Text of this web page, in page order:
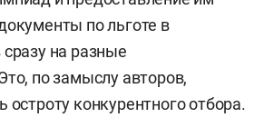
по льготе в
на разные
по замыслу авторов,
остроту конкурентного отбора.